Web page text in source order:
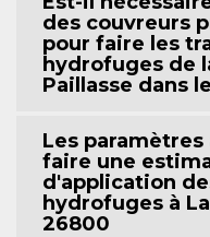
des couvreurs
pour faire les
hydrofuges de
Paillasse dans
Les
faire une
d'application
hydrofuges à
26800